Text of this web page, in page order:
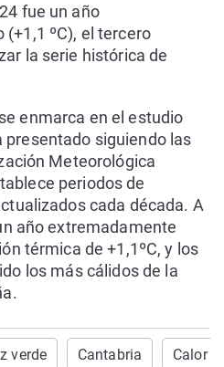
fue un año
ºC), el tercero
la serie histórica de
enmarca en el estudio
presentado siguiendo las
Meteorológica
periodos de
cada década. A
año extremadamente
térmica de +1,1ºC, y los
los más cálidos de la
verde Cantabria Calor